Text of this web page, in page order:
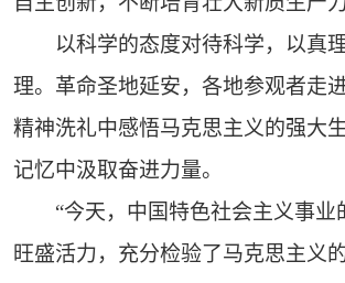
以科学的态度对待科学，以真
理。革命圣地延安，各地参观者走
精神洗礼中感悟马克思主义的强大
记忆中汲取奋进力量。
“今天，中国特色社会主义事业
旺盛活力，充分检验了马克思主义